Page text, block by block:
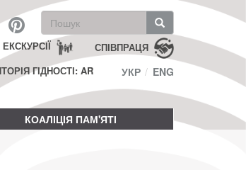
Пошукова
форма
Пошук СПІВПРАЦЯ
ЕКСКУРСІЇ
ГІДНОСТІ: AR
УКР ENG
КОАЛІЦІЯ ПАМ'ЯТІ